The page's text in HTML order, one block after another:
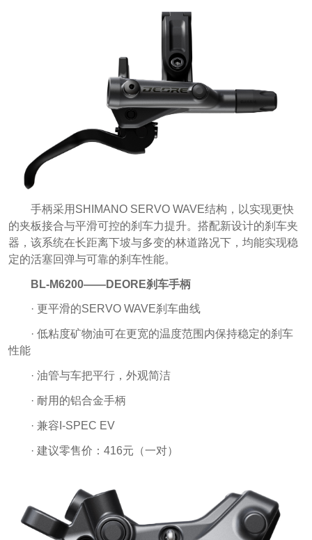
手柄采用SHIMANO SERVO WAVE结构，以实现更快
的夹板接合与平滑可控的刹车力提升。搭配新设计的刹车夹
器，该系统在长距离下坡与多变的林道路况下，均能实现稳
定的活塞回弹与可靠的刹车性能。
BL-M6200——DEORE刹车手柄
· 更平滑的SERVO WAVE刹车曲线
· 低粘度矿物油可在更宽的温度范围内保持稳定的刹车
性能
· 油管与车把平行，外观简洁
· 耐用的铝合金手柄
· 兼容I-SPEC EV
· 建议零售价：416元（一对）